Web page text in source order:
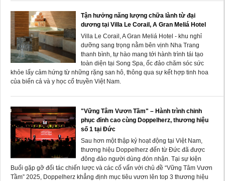
Tận hưởng năng lượng chữa lành từ đại
dương tại Villa Le Corail, A Gran Meliá Hotel
Villa Le Corail, A Gran Meliá Hotel - khu nghỉ
dưỡng sang trọng nằm bên vịnh Nha Trang
thanh bình, tự hào mang tới hành trình tái tạo
toàn diện tại Song Spa, ốc đảo chăm sóc sức
khỏe lấy cảm hứng từ những rặng san hô, thông qua sự kết hợp tinh hoa
của biển cả và y học cổ truyền Việt Nam.
"Vững Tâm Vươn Tầm" – Hành trình chinh
phục đỉnh cao cùng Doppelherz, thương hiệu
số 1 tại Đức
Sau hơn một thập kỷ hoạt động tại Việt Nam,
thương hiệu Doppelherz đến từ Đức đã được
đông đảo người dùng đón nhận. Tại sự kiện
Buổi gặp gỡ đối tác chiến lược và các cố vấn với chủ đề “Vững Tâm Vươn
Tầm” 2025, Doppelherz khẳng định mục tiêu vươn lên top 3 thương hiệu